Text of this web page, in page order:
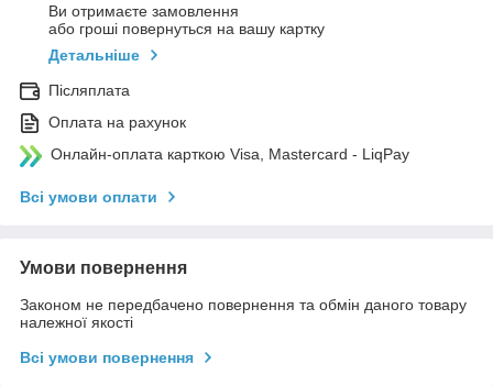
Ви отримаєте замовлення
або гроші повернуться на вашу картку
Детальніше
Післяплата
Оплата на рахунок
Онлайн-оплата карткою Visa, Mastercard - LiqPay
Всі умови оплати
Умови повернення
Законом не передбачено повернення та обмін даного товару
належної якості
Всі умови повернення